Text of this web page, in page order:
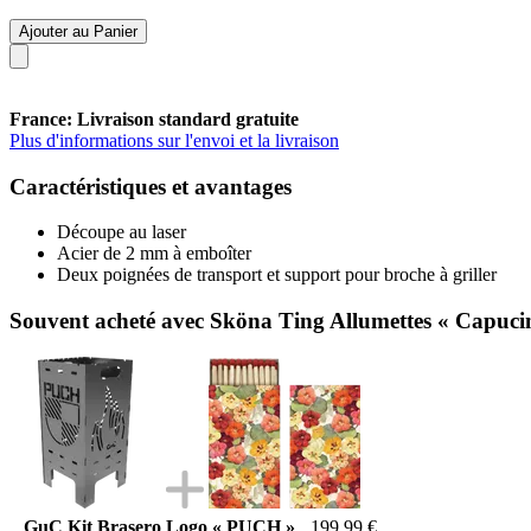
Ajouter au Panier
France: Livraison standard gratuite
Plus d'informations sur l'envoi et la livraison
Caractéristiques et avantages
Découpe au laser
Acier de 2 mm à emboîter
Deux poignées de transport et support pour broche à griller
Souvent acheté avec Sköna Ting Allumettes «
GuC Kit Brasero Logo « PUCH » 199,99 €